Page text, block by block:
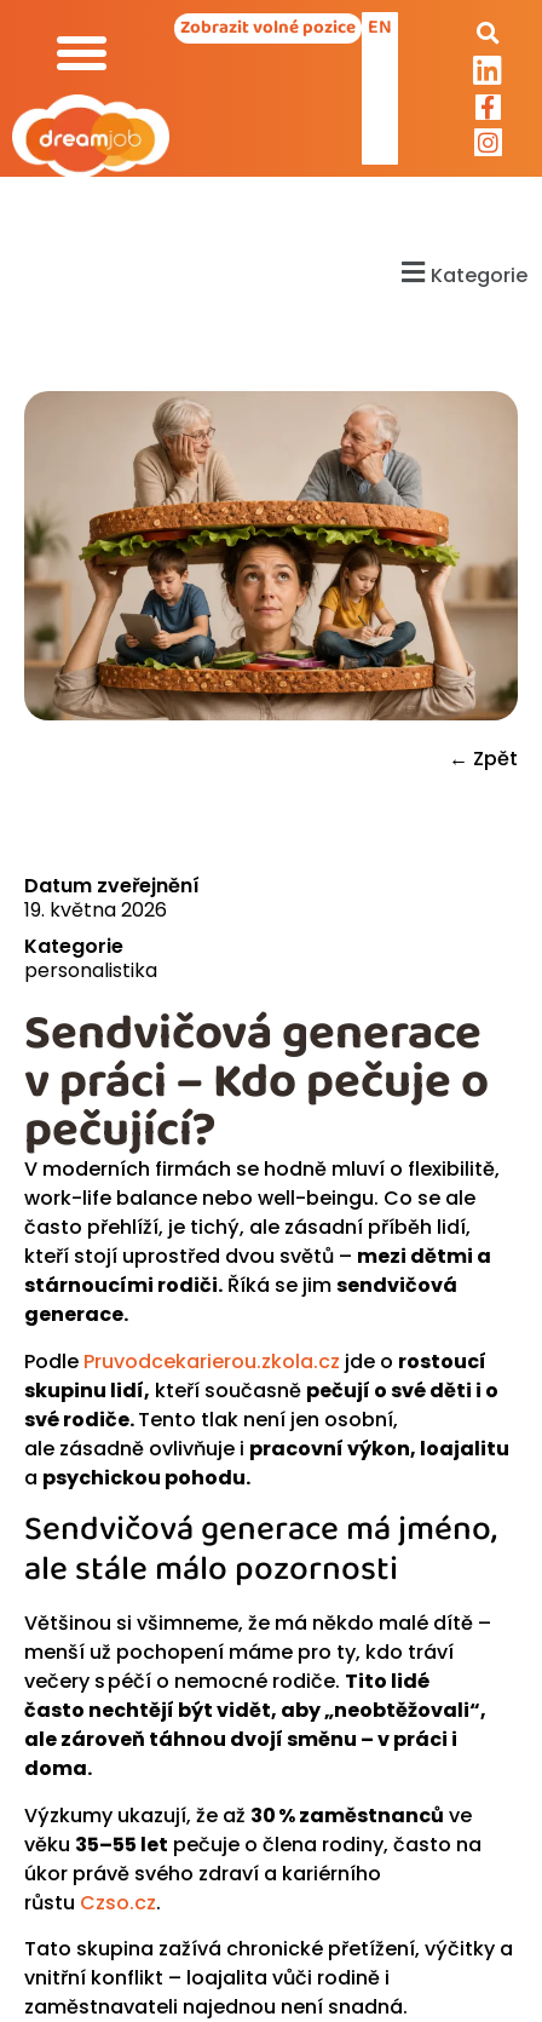
Zobrazit volné pozice EN
Kategorie
← Zpět
Datum zveřejnění
19. května 2026
Kategorie
personalistika
V moderních firmách se hodně mluví o flexibilitě,
work-life balance nebo well-beingu. Co se ale
často přehlíží, je tichý, ale zásadní příběh lidí,
kteří stojí uprostřed dvou světů – mezi dětmi a
stárnoucími rodiči. Říká se jimsendvičová
generace.
Podle Pruvodcekarierou.zkola.cz jde o rostoucí
skupinu lidí, kteří současně pečují o své děti i o
své rodiče.Tento tlak není jen osobní,
ale zásadně ovlivňuje i pracovní výkon, loajalitu
a psychickou pohodu.
Sendvičová generace má jméno,
ale stále málo pozornosti
Většinou si všimneme, že má někdo malé dítě –
menší už pochopení máme pro ty, kdo tráví
večery s péčí o nemocné rodiče. Tito lidé
často nechtějí být vidět, aby „neobtěžovali“,
ale zároveň táhnou dvojí směnu – v práci i
doma.
Výzkumy ukazují, že až 30 % zaměstnanců ve
věku 35–55 let pečuje o člena rodiny, často na
úkor právě svého zdraví a kariérního
růstu Czso.cz.
Tato skupina zažívá chronické přetížení, výčitky a
vnitřní konflikt – loajalita vůči rodině i
zaměstnavateli najednou není snadná.
Sendvičová generace
v práci – Kdo pečuje o
pečující?